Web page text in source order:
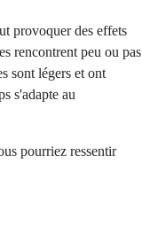
provoquer des effets
rencontrent peu ou pas
sont légers et ont
s'adapte au
pourriez ressentir